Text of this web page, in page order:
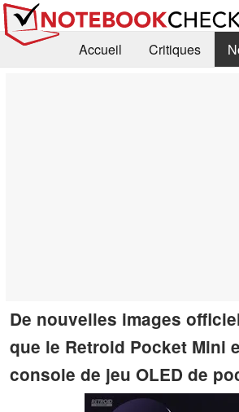
Accueil Critiques
De nouvelles images
que le Retroid Pocket Mini
console de jeu OLED de